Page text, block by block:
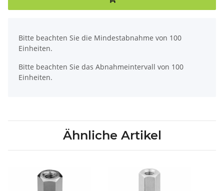
Bitte beachten Sie die Mindestabnahme von 100
Einheiten.
Bitte beachten Sie das Abnahmeintervall von 100
Einheiten.
Ähnliche Artikel